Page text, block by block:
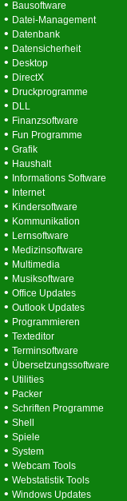
• Bausoftware
• Datei-Management
• Datenbank
• Datensicherheit
• Desktop
• DirectX
• Druckprogramme
• DLL
• Finanzsoftware
• Fun Programme
• Grafik
• Haushalt
• Informations Software
• Internet
• Kindersoftware
• Kommunikation
• Lernsoftware
• Medizinsoftware
• Multimedia
• Musiksoftware
• Office Updates
• Outlook Updates
• Programmieren
• Texteditor
• Terminsoftware
• Übersetzungssoftware
• Utilities
• Packer
• Schriften Programme
• Shell
• Spiele
• System
• Webcam Tools
• Webstatistik Tools
• Windows Updates